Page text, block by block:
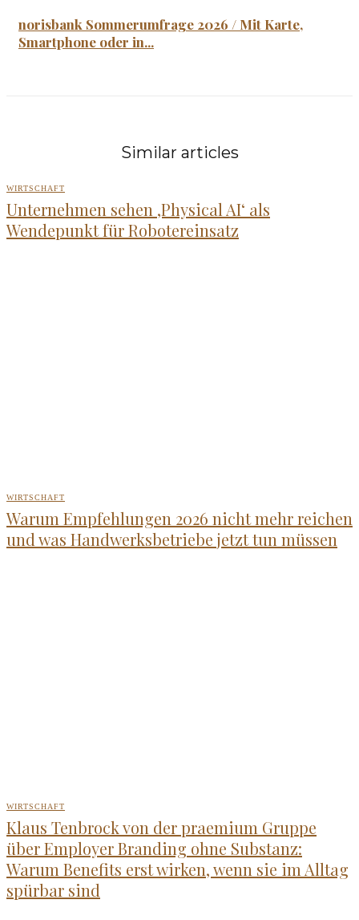
norisbank Sommerumfrage 2026 / Mit Karte,
Smartphone oder in...
Similar articles
WIRTSCHAFT
Unternehmen sehen ‚Physical AI‘ als
Wendepunkt für Robotereinsatz
WIRTSCHAFT
Warum Empfehlungen 2026 nicht mehr reichen
und was Handwerksbetriebe jetzt tun müssen
WIRTSCHAFT
Klaus Tenbrock von der praemium Gruppe
über Employer Branding ohne Substanz:
Warum Benefits erst wirken, wenn sie im Alltag
spürbar sind